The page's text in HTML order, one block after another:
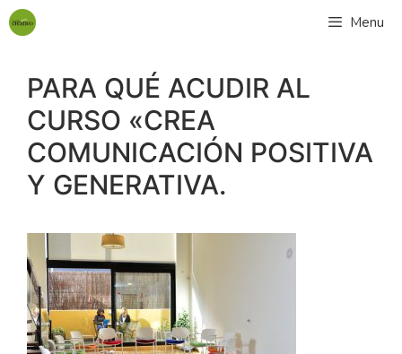
Menu
PARA QUÉ ACUDIR AL
CURSO «CREA
COMUNICACIÓN POSITIVA
Y GENERATIVA.